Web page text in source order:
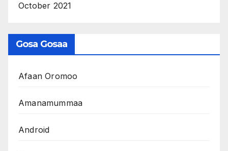
October 2021
Gosa Gosaa
Afaan Oromoo
Amanamummaa
Android